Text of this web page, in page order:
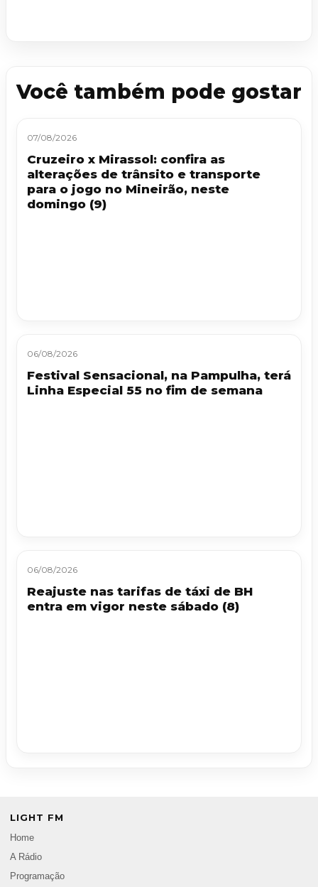
Você também pode gostar
07/08/2026
Cruzeiro x Mirassol: confira as
alterações de trânsito e transporte
para o jogo no Mineirão, neste
domingo (9)
06/08/2026
Festival Sensacional, na Pampulha, terá
Linha Especial 55 no fim de semana
06/08/2026
Reajuste nas tarifas de táxi de BH
entra em vigor neste sábado (8)
LIGHT FM
Home
A Rádio
Programação